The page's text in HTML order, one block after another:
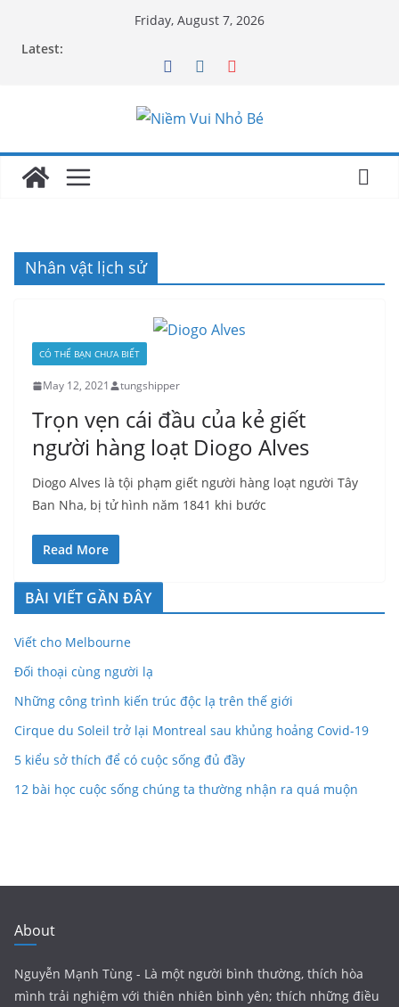
Friday, August 7, 2026
Latest:
Nhân vật lịch sử
CÓ THỂ BẠN CHƯA BIẾT
May 12, 2021 tungshipper
Trọn vẹn cái đầu của kẻ giết
người hàng loạt Diogo Alves
Diogo Alves là tội phạm giết người hàng loạt người Tây
Ban Nha, bị tử hình năm 1841 khi bước
Read More
BÀI VIẾT GẦN ĐÂY
Viết cho Melbourne
Đối thoại cùng người lạ
Những công trình kiến trúc độc lạ trên thế giới
Cirque du Soleil trở lại Montreal sau khủng hoảng Covid-19
5 kiểu sở thích để có cuộc sống đủ đầy
12 bài học cuộc sống chúng ta thường nhận ra quá muộn
About
Nguyễn Mạnh Tùng - Là một người bình thường, thích hòa
mình trải nghiệm với thiên nhiên bình yên; thích những điều